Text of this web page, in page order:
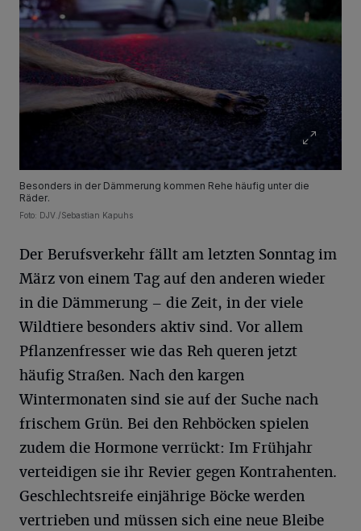
Besonders in der Dämmerung kommen Rehe häufig unter die
Räder.
Foto: DJV./Sebastian Kapuhs
Der Berufsverkehr fällt am letzten Sonntag im
März von einem Tag auf den anderen wieder
in die Dämmerung – die Zeit, in der viele
Wildtiere besonders aktiv sind. Vor allem
Pflanzenfresser wie das Reh queren jetzt
häufig Straßen. Nach den kargen
Wintermonaten sind sie auf der Suche nach
frischem Grün. Bei den Rehböcken spielen
zudem die Hormone verrückt: Im Frühjahr
verteidigen sie ihr Revier gegen Kontrahenten.
Geschlechtsreife einjährige Böcke werden
vertrieben und müssen sich eine neue Bleibe